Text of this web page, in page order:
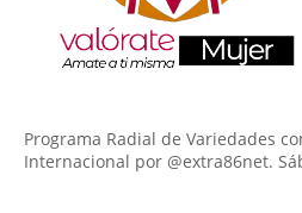
Programa Radial de Variedades
Internacional por @extra86net.